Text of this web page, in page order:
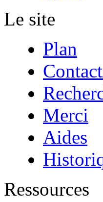
Le site
Plan
Merci
Aides
Ressources